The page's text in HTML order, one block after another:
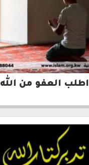
اطلب العفو من الله